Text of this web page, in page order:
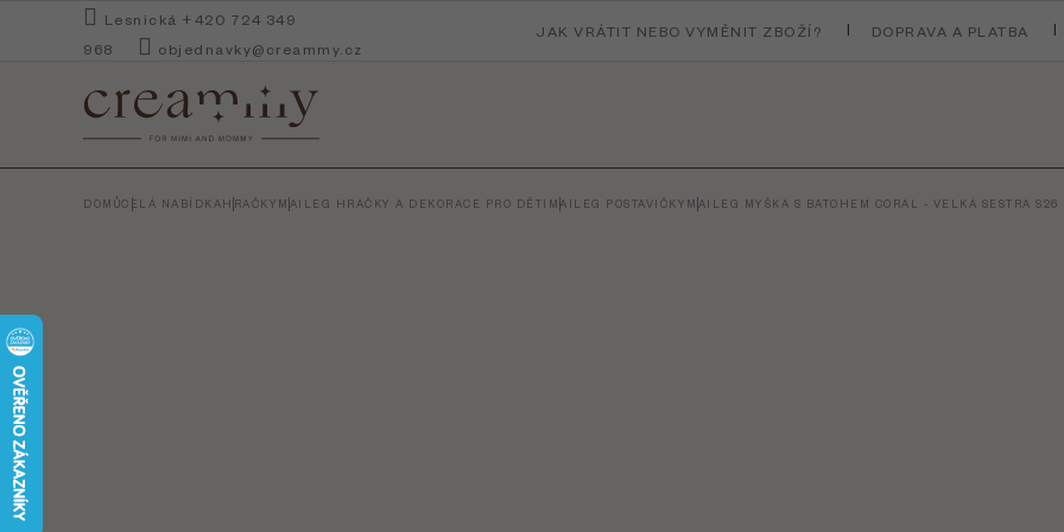
Lesnická +420 724 349
968
objednavky@creammy.cz
JAK VRÁTIT NEBO VYMĚNIT ZBOŽÍ? DOPRAVA A PLATBA
DOMŮCELÁ NABÍDKAHRAČKY MAILEG HRAČKY A DEKORACE PRO DĚTI MAILEG POSTAVIČKY MAILEG MYŠKA S BATOHEM CORAL - VELKÁ SESTRA S26